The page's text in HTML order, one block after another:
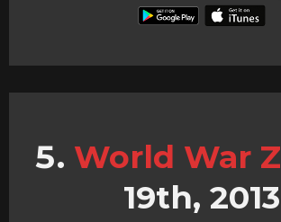
World War Z
19th, 2013